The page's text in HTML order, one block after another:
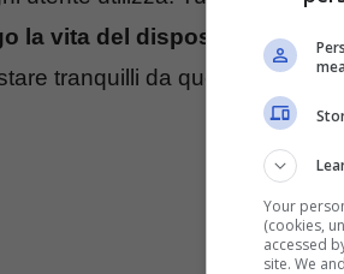
la vita del dispositivo
e no,
tranquilli da questo punto di
Your
(cookies,
accessed
site. We